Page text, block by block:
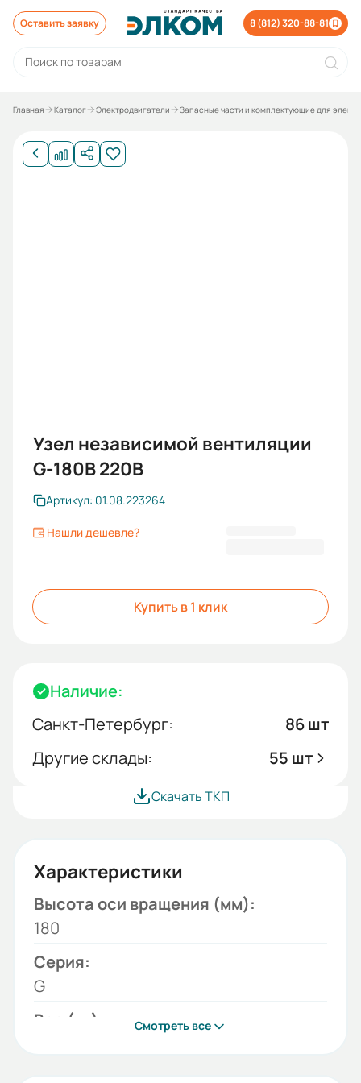
Оставить заявку 8 (812) 320-88-81
Главная Каталог Электродвигатели Запасные части и комплектующие для
Узел независимой вентиляции
G-180В 220В
Артикул: 01.08.223264
Нашли дешевле?
Купить в 1 клик
Наличие:
Санкт-Петербург:
86 шт
Другие склады:
55 шт
Скачать ТКП
Характеристики
Высота оси вращения (мм):
180
Серия:
G
Вес (кг):
Смотреть все